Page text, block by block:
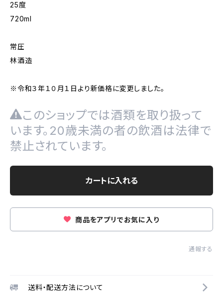
25度
720ml
常圧
林酒造
※令和３年１０月１日より新価格に変更しました。
このショップでは酒類を取り扱って
います。20歳未満の者の飲酒は法律で
禁止されています。
カートに入れる
商品をアプリでお気に入り
通報する
送料・配送方法について